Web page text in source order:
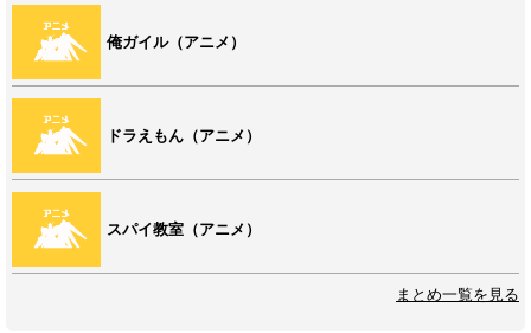
俺ガイル（アニメ）
ドラえもん（アニメ）
スパイ教室（アニメ）
まとめ一覧を見る